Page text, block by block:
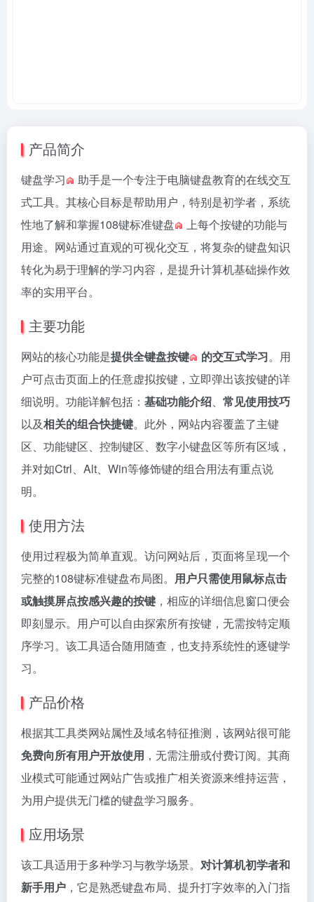
产品简介
键盘学习
助手是一个专注于电脑键盘教育的在线交互
式工具。其核心目标是帮助用户，特别是初学者，系统
性地了解和掌握108键标准键盘
上每个按键的功能与
用途。网站通过直观的可视化交互，将复杂的键盘知识
转化为易于理解的学习内容，是提升计算机基础操作效
率的实用平台。
主要功能
网站的核心功能是提供全键盘按键 的交互式学习。用
户可点击页面上的任意虚拟按键，立即弹出该按键的详
细说明。功能详解包括： 基础功能介绍、 常见使用技巧
以及相关的组合快捷键。此外，网站内容覆盖了主键
区、功能键区、控制键区、数字小键盘区等所有区域，
并对如Ctrl、Alt、Win等修饰键的组合用法有重点说
明。
使用方法
使用过程极为简单直观。访问网站后，页面将呈现一个
完整的108键标准键盘布局图。 用户只需使用鼠标点击
或触摸屏点按感兴趣的按键 ，相应的详细信息窗口便会
即刻显示。用户可以自由探索所有按键，无需按特定顺
序学习。该工具适合随用随查，也支持系统性的逐键学
习。
产品价格
根据其工具类网站属性及域名特征推测，该网站很可能
免费向所有用户开放使用 ，无需注册或付费订阅。其商
业模式可能通过网站广告或推广相关资源来维持运营，
为用户提供无门槛的键盘学习服务。
应用场景
该工具适用于多种学习与教学场景。 对计算机初学者和
新手用户 ，它是熟悉键盘布局、提升打字效率的入门指